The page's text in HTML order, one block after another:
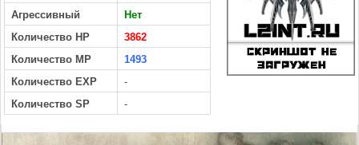
Агрессивный
Нет
Количество HP
3862
Количество MP
1493
Количество EXP
-
Количество SP
-